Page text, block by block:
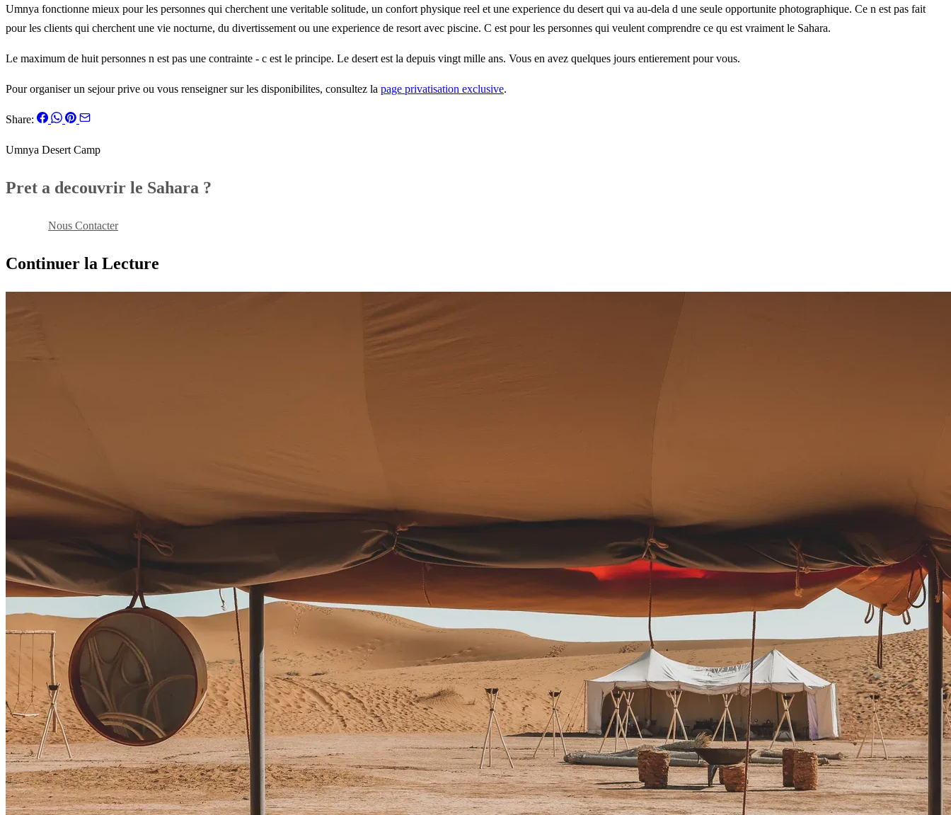
Umnya fonctionne mieux pour les personnes qui cherchent une veritable solitude, un confort physique reel et une experience du desert qui va au-dela d une seule opportunite photographique. Ce n est pas fait
pour les clients qui cherchent une vie nocturne, du divertissement ou une experience de resort avec piscine. C est pour les personnes qui veulent comprendre ce qu est vraiment le Sahara.
Le maximum de huit personnes n est pas une contrainte - c est le principe. Le desert est la depuis vingt mille ans. Vous en avez quelques jours entierement pour vous.
Pour organiser un sejour prive ou vous renseigner sur les disponibilites, consultez la page privatisation exclusive.
Share:
Umnya Desert Camp
Pret a decouvrir le Sahara ?
Nous Contacter
Continuer la Lecture